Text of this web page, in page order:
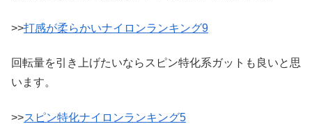
>>打感が柔らかいナイロンランキング9
回転量を引き上げたいならスピン特化系ガットも良いと思
います。
>>スピン特化ナイロンランキング5